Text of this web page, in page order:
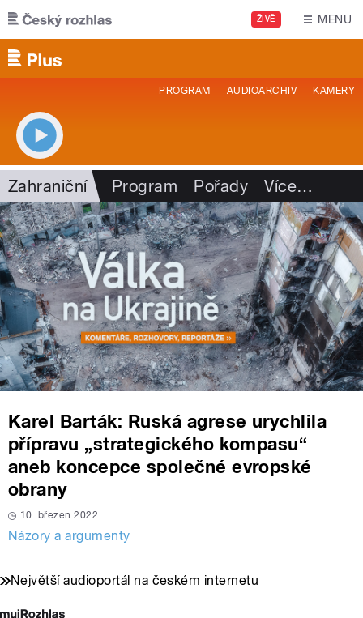
Přejít k hlavnímu obsahu
ŽIVĚ MENU
PROGRAM AUDIOARCHIV KAMERY
Zahraniční Program Pořady Více…
Karel Barták: Ruská agrese urychlila
přípravu „strategického kompasu“
aneb koncepce společné evropské
obrany
10. březen 2022
Názory a argumenty
Největší audioportál na českém internetu